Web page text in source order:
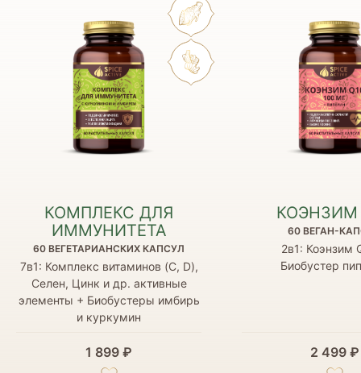
КОМПЛЕКС ДЛЯ
ИММУНИТЕТА
60 ВЕГЕТАРИАНСКИХ КАПСУЛ
7в1: Комплекс витаминов (C, D),
Селен, Цинк и др. активные
элементы + Биобустеры имбирь
и куркумин
1 899 ₽
КОЭНЗИМ
60 ВЕГАН-
2в1: Коэнзим
Биобустер
2 499 ₽